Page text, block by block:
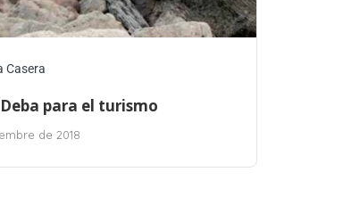
Casera
para el turismo
de 2018